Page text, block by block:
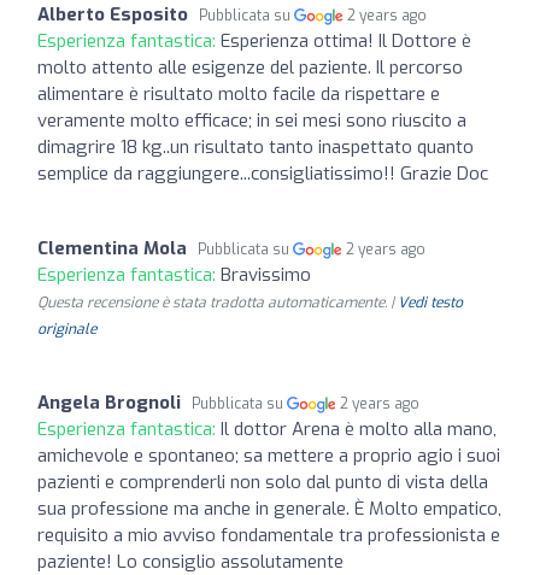
Alberto Esposito Pubblicata su 2 years ago
Esperienza fantastica: Esperienza ottima! Il Dottore è
molto attento alle esigenze del paziente. Il percorso
alimentare è risultato molto facile da rispettare e
veramente molto efficace; in sei mesi sono riuscito a
dimagrire 18 kg..un risultato tanto inaspettato quanto
semplice da raggiungere...consigliatissimo!! Grazie Doc
Clementina Mola Pubblicata su 2 years ago
Esperienza fantastica: Bravissimo
Questa recensione è stata tradotta automaticamente. | Vedi testo
originale
Angela Brognoli Pubblicata su 2 years ago
Esperienza fantastica: Il dottor Arena è molto alla mano,
amichevole e spontaneo; sa mettere a proprio agio i suoi
pazienti e comprenderli non solo dal punto di vista della
sua professione ma anche in generale. È Molto empatico,
requisito a mio avviso fondamentale tra professionista e
paziente! Lo consiglio assolutamente